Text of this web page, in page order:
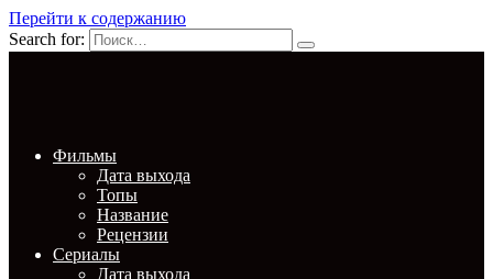
Перейти к содержанию
Search for:
Фильмы
Дата выхода
Топы
Название
Рецензии
Сериалы
Дата выхода